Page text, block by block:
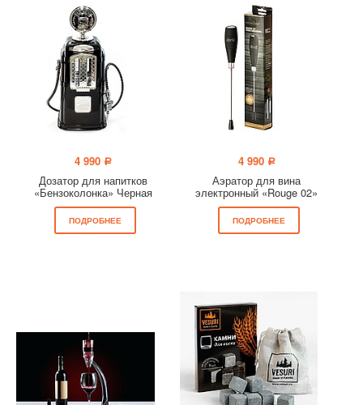
4 990 a
Дозатор для напитков
«Бензоколонка» Черная
ПОДРОБНЕЕ
4 990 a
Аэратор для вина
электронный «Rouge 02»
ПОДРОБНЕЕ